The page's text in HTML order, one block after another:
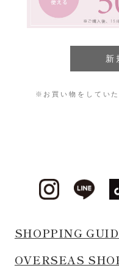
※お買い物をしてい
SHOPPING
OVERSEAS